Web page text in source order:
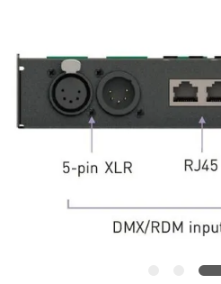
গোপনীয়তা
নীতি